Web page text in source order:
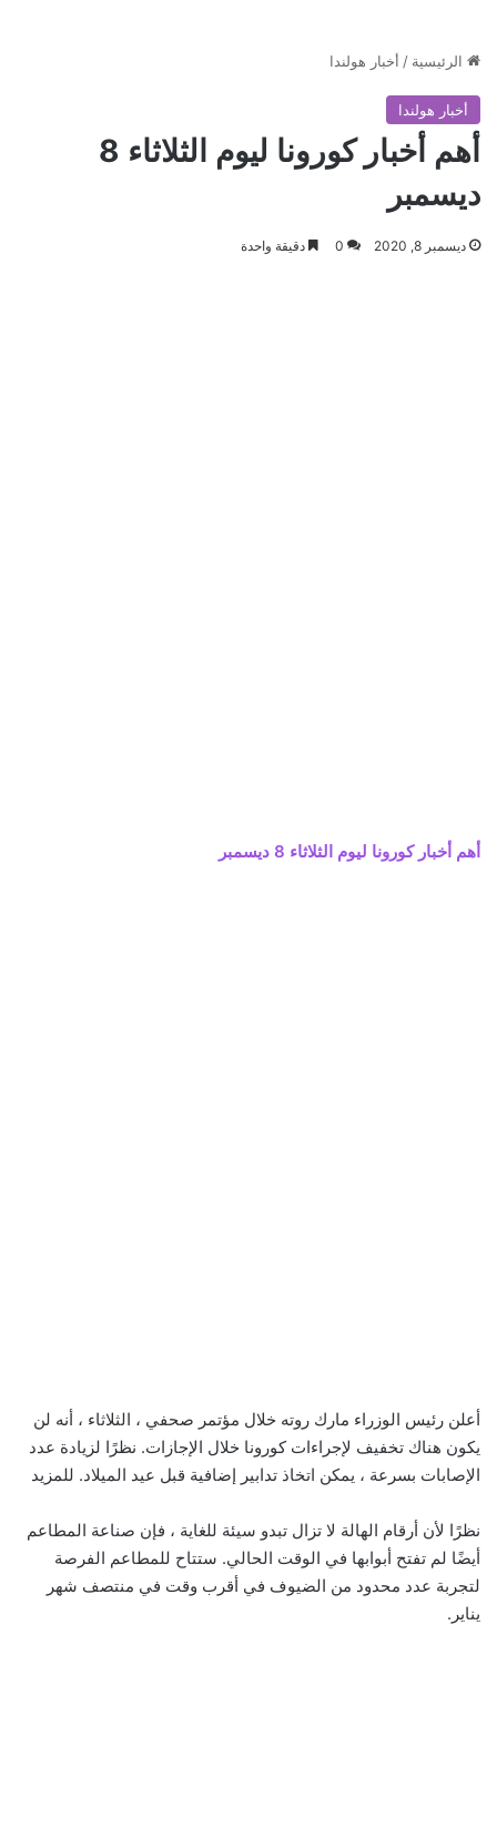
الرئيسية / أخبار هولندا
أخبار هولندا
أهم أخبار كورونا ليوم الثلاثاء 8
ديسمبر
ديسمبر 8, 2020 0 دقيقة واحدة
أهم أخبار كورونا ليوم الثلاثاء 8 ديسمبر
أعلن رئيس الوزراء مارك روته خلال مؤتمر صحفي ، الثلاثاء ، أنه لن
يكون هناك تخفيف لإجراءات كورونا خلال الإجازات. نظرًا لزيادة عدد
الإصابات بسرعة ، يمكن اتخاذ تدابير إضافية قبل عيد الميلاد. للمزيد
نظرًا لأن أرقام الهالة لا تزال تبدو سيئة للغاية ، فإن صناعة المطاعم
أيضًا لم تفتح أبوابها في الوقت الحالي. ستتاح للمطاعم الفرصة
لتجربة عدد محدود من الضيوف في أقرب وقت في منتصف شهر
يناير.